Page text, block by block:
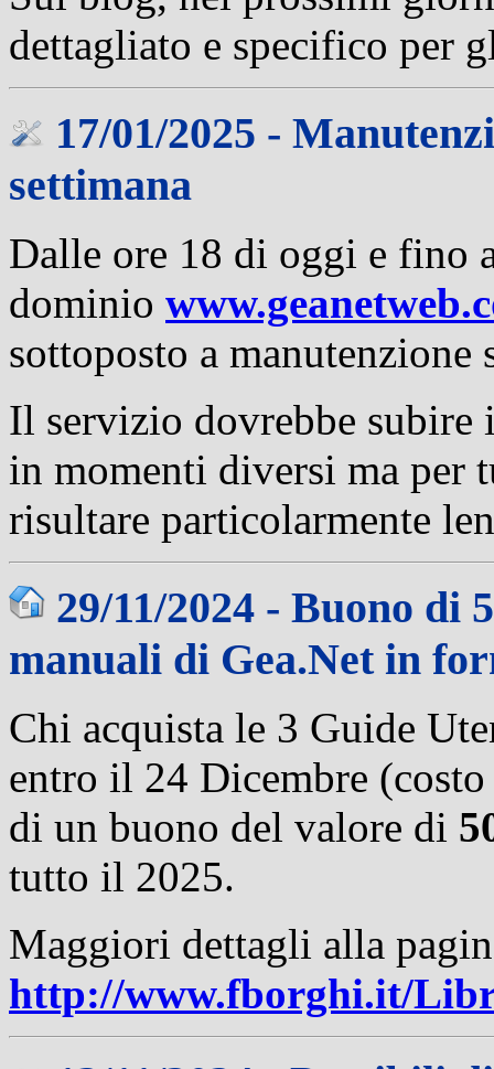
dettagliato e specifico per
17/01/2025 -
settimana
Dalle ore 18 di oggi e fino
dominio
sottoposto a manutenzione
Il servizio dovrebbe
in momenti diversi ma per
risultare particolarmente
29/11/2024 - Buono di
manuali di Gea.Net in
Chi acquista le 3 Guide
entro il 24 Dicembre
di un buono del valore di
tutto il 2025.
Maggiori dettagli alla
http://www.fborghi.it/